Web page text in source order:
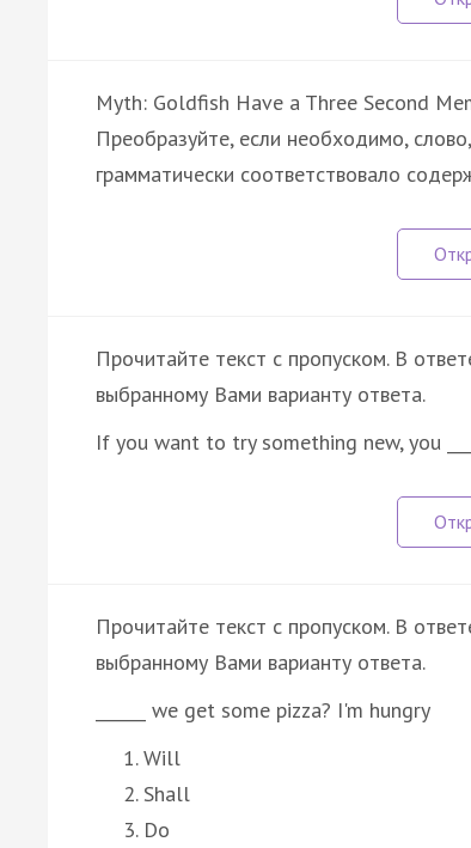
Myth: Goldfish Have a Three Second
Преобразуйте, если необходимо,
грамматически соответствовало
Прочитайте текст с пропуском. В
выбранному Вами варианту ответа.
If you want to try something new, you
Прочитайте текст с пропуском. В
выбранному Вами варианту ответа.
______ we get some pizza? I'm hungry
Will
Shall
Do